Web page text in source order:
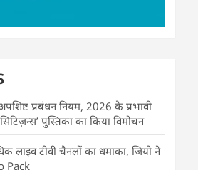
प्रबंधन नियम, 2026 के प्रभावी
पुस्तिका का किया विमोचन
लाइव टीवी चैनलों का धमाका, जियो ने
Pack